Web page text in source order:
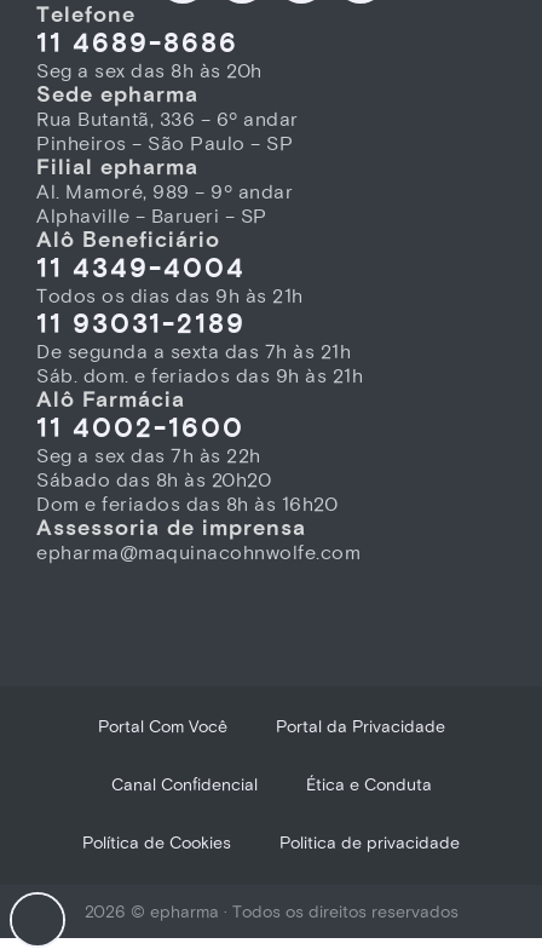
Telefone
11 4689-8686
Seg a sex das 8h às 20h
Sede epharma
Rua Butantã, 336 – 6º andar
Pinheiros – São Paulo – SP
Filial epharma
Al. Mamoré, 989 – 9º andar
Alphaville – Barueri – SP
Alô Beneficiário
11 4349-4004
Todos os dias das 9h às 21h
11 93031-2189
De segunda a sexta das 7h às 21h
Sáb. dom. e feriados das 9h às 21h
Alô Farmácia
11 4002-1600
Seg a sex das 7h às 22h
Sábado das 8h às 20h20
Dom e feriados das 8h às 16h20
Assessoria de imprensa
epharma@maquinacohnwolfe.com
Portal Com Você Portal da Privacidade
Canal Confidencial Ética e Conduta
Política de Cookies Politica de privacidade
2026 © epharma · Todos os direitos reservados